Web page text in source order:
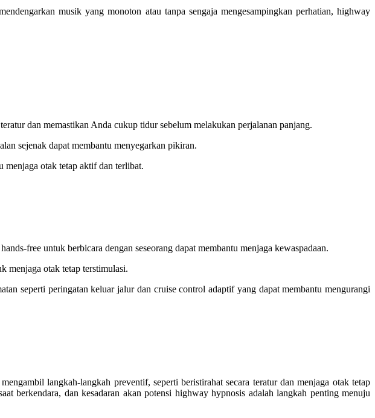
musik yang monoton atau tanpa sengaja mengesampingkan perhatian, highway
dan memastikan Anda cukup tidur sebelum melakukan perjalanan panjang.
sejenak dapat membantu menyegarkan pikiran.
menjaga otak tetap aktif dan terlibat.
free untuk berbicara dengan seseorang dapat membantu menjaga kewaspadaan.
menjaga otak tetap terstimulasi.
seperti peringatan keluar jalur dan cruise control adaptif yang dapat membantu mengurangi
langkah-langkah preventif, seperti beristirahat secara teratur dan menjaga otak tetap
berkendara, dan kesadaran akan potensi highway hypnosis adalah langkah penting menuju